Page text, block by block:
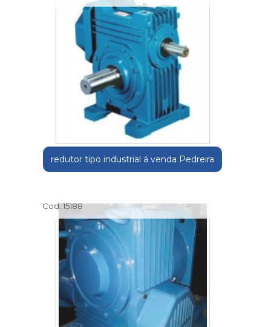
redutor tipo industrial á venda Pedreira
Cod.:15188